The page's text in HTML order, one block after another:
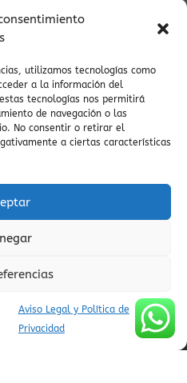
utilizamos tecnologías como
a la información del
tecnologías nos permitirá
de navegación o las
No consentir o retirar el
a ciertas características
Aviso Legal y Política de
Privacidad
vistas
de pineta
valle de Yaga
visitas
ainsa zona zero valle
verano pirineos vida cultural
con encanto Vía Verde
Yaga viajes
DE PRIVACIDAD
DE RESERVA